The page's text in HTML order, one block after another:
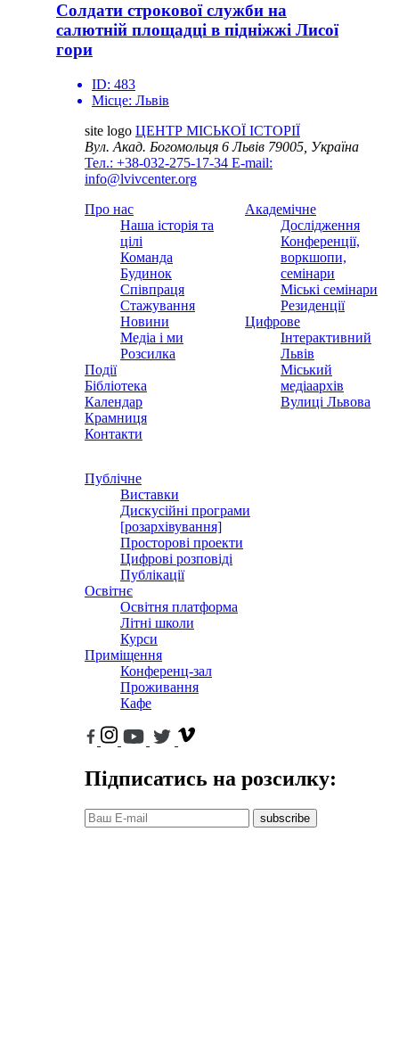
Солдати строкової служби на
салютній площадці в підніжжі Лисої
гори
ID: 483
Місце: Львів
site logo ЦЕНТР МІСЬКОЇ ІСТОРІЇ
Вул. Акад. Богомольця 6Львів 79005, Україна
Тел.: +38-032-275-17-34 E-mail:
info@lvivcenter.org
Про нас
Наша історія та
цілі
Команда
Будинок
Співпраця
Стажування
Новини
Медіа і ми
Розсилка
Події
Бібліотека
Календар
Крамниця
Контакти
Академічне
Дослідження
Конференції,
воркшопи,
семінари
Міські семінари
Резиденції
Цифрове
Інтерактивний
Львів
Міський
медіаархів
Вулиці Львова
Публічне
Виставки
Дискусійні програми
[розархівування]
Просторові проекти
Цифрові розповіді
Публікації
Освітнє
Освітня платформа
Літні школи
Курси
Приміщення
Конференц-зал
Проживання
Кафе
Підписатись на розсилку:
subscribe